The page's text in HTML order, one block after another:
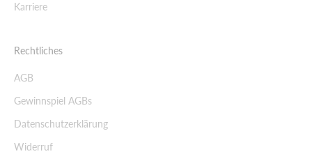
Karriere
Rechtliches
AGB
Gewinnspiel AGBs
Datenschutzerklärung
Widerruf